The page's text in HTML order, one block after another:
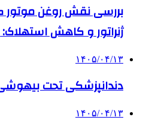
بررسی نقش روغن موتور
ژنراتور و کاهش
۱۴۰۵/۰۴/۱۳
دندانپزشکی تحت
۱۴۰۵/۰۴/۱۳